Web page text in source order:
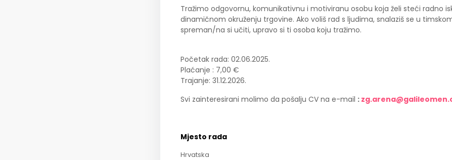
Tražimo odgovornu, komunikativnu i motiviranu osobu koja želi steći radno
dinamičnom okruženju trgovine. Ako voliš rad s ljudima, snalaziš se u
spreman/na si učiti, upravo si ti osoba koju tražimo.
Početak rada: 02.06.2025.
Plaćanje : 7,00 €
Trajanje: 31.12.2026.
Svi zainteresirani molimo da pošalju CV na e-mail :
Mjesto rada
Hrvatska